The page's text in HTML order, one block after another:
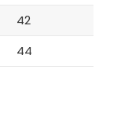
42
44